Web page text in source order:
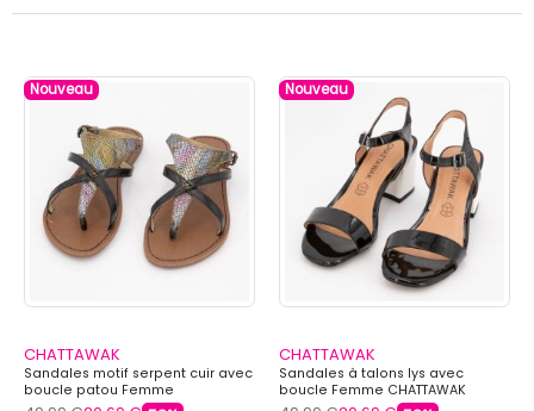
Nouveau
CHATTAWAK
Sandales motif serpent cuir avec
boucle patou Femme
CHATTAWAK
Nouveau
CHATTAWAK
Sandales à talons lys avec
boucle Femme CHATTAWAK